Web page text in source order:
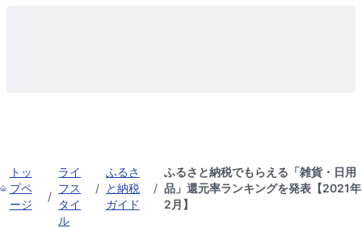
トッ
プペ
ージ
/
ライ
フス
タイ
ル
/
ふるさ
と納税
ガイド
/
ふるさと納税でもらえる「雑貨・日用
品」還元率ランキングを発表【2021年
2月】